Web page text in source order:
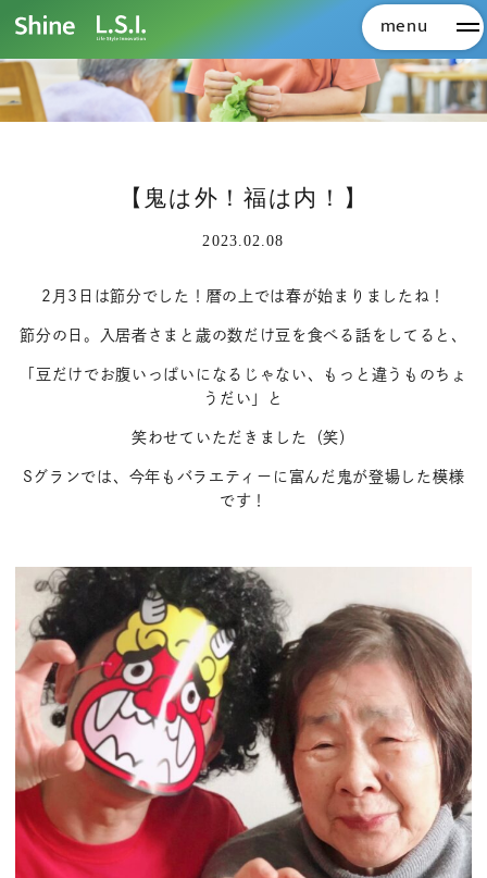
menu メ
【鬼は外！福は内！】
2023.02.08
2月3日は節分でした！暦の上では春が始まりましたね！
節分の日。入居者さまと歳の数だけ豆を食べる話をしてると、
「豆だけでお腹いっぱいになるじゃない、もっと違うものちょ
うだい」と
笑わせていただきました（笑）
Sグランでは、今年もバラエティーに富んだ鬼が登場した模様
です！